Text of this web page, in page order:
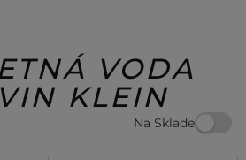
VODA
KLEIN
Na Sklade